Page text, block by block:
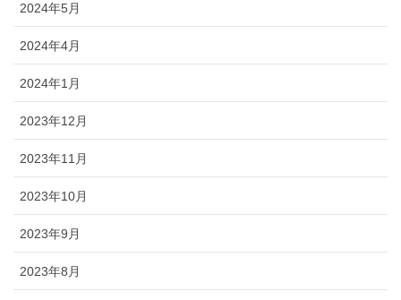
2024年5月
2024年4月
2024年1月
2023年12月
2023年11月
2023年10月
2023年9月
2023年8月